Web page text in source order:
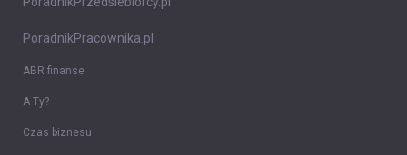
PoradnikPracownika.pl
ABR finanse
A Ty?
Czas biznesu